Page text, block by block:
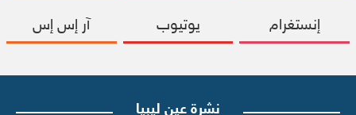
إنستغرام يوتيوب آر إس إس
نشرة عين ليبيا